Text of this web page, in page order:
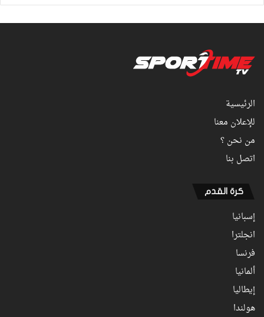
الرئيسية
للإعلان معنا
من نحن ؟
اتصل بنا
كرة القدم
إسبانيا
انجلترا
فرنسا
ألمانيا
إيطاليا
هولندا